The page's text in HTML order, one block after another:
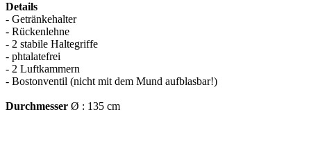
Details
- Getränkehalter
- Rückenlehne
- 2 stabile Haltegriffe
- phtalatefrei
- 2 Luftkammern
- Bostonventil (nicht mit dem Mund aufblasbar!)
Durchmesser Ø : 135 cm